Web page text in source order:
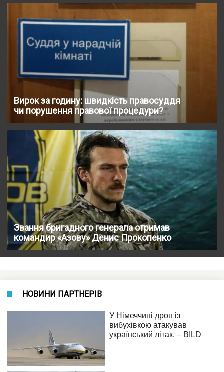
Вирок за годину: швидкість правосуддя
чи порушення правової процедури?
Звання бригадного генерала отримав
командир «Азову» Денис Прокопенко
НОВИНИ ПАРТНЕРІВ